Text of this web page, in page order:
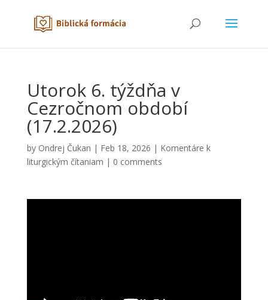
Utorok 6. týždňa v
Cezročnom období
(17.2.2026)
by Ondrej Čukan | Feb 18, 2026 | Komentáre k
liturgickým čítaniam | 0 comments